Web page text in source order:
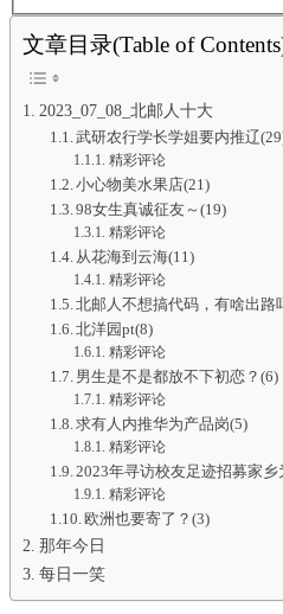
文章目录(Table of
2023_07_08_北邮人十大
武研农行学长学姐要内推辽
精彩评论
小心物美水果店(21)
98女生真诚征友～(19)
精彩评论
从花海到云海(11)
精彩评论
北邮人不想搞代码，有啥出路
北洋园pt(8)
精彩评论
男生是不是都放不下初恋？(6)
精彩评论
求有人内推华为产品岗(5)
精彩评论
2023年寻访校友足迹招募家
精彩评论
欧洲也要寄了？(3)
那年今日
每日一笑